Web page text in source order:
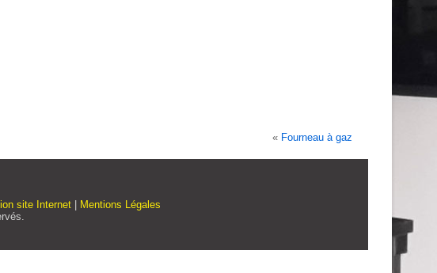
« Fourneau à gaz
site Internet
Mentions Légales